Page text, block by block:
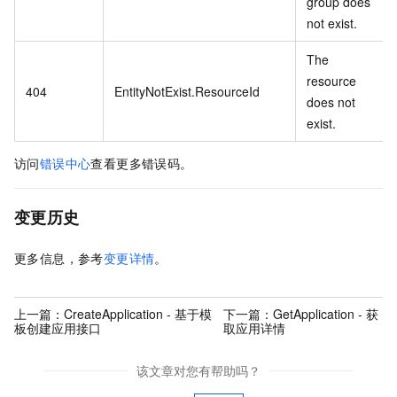
not exist.
404 EntityNotExist.ResourceId
The
resource
does not
exist.
访问错误中心查看更多错误码。
变更历史
更多信息，参考变更详情。
上一篇： CreateApplication - 基于模
板创建应用接口
下一篇： GetApplication - 获
取应用详情
该文章对您有帮助吗？